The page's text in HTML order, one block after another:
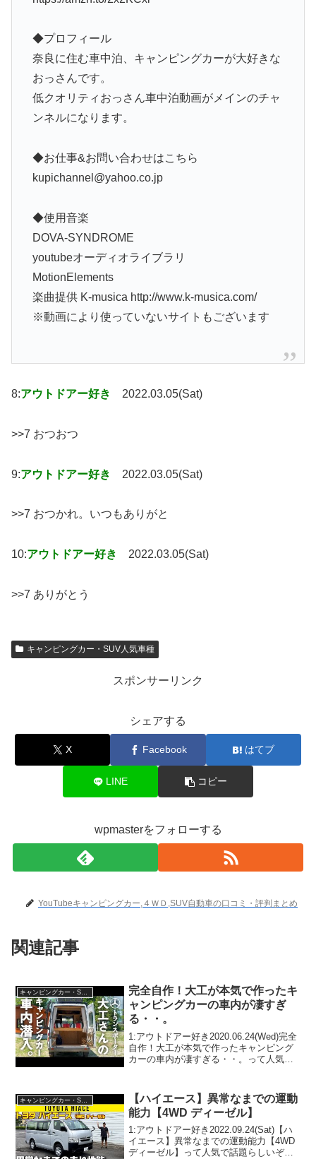
◆プロフィール
奈良に住む車中泊、キャンピングカーが大好きな
おっさんです。
低クオリティおっさん車中泊動画がメインのチャ
ンネルになります。
◆お仕事&お問い合わせはこちら
kupichannel@yahoo.co.jp
◆使用音楽
DOVA-SYNDROME
youtubeオーディオライブラリ
MotionElements
楽曲提供 K-musica http://www.k-musica.com/
※動画により使っていないサイトもございます
8:アウトドアー好き 2022.03.05(Sat)
>>7 おつおつ
9:アウトドアー好き 2022.03.05(Sat)
>>7 おつかれ。いつもありがと
10:アウトドアー好き 2022.03.05(Sat)
>>7 ありがとう
キャンピングカー・SUV人気車種
スポンサーリンク
シェアする
X Facebook はてブ
LINE コピー
wpmasterをフォローする
YouTubeキャンピングカー,４ＷＤ,SUV自動車の口コミ・評判まとめ
関連記事
キャンピングカー・SUV人気車種
完全自作！大工が本気で作ったキ
ャンピングカーの車内が凄すぎ
る・・。
1:アウトドアー好き2020.06.24(Wed)完全
自作！大工が本気で作ったキャンピング
カーの車内が凄すぎる・・。って人気で
注目です！3:アウトドア...
【ハイエース】異常なまでの運動
能力【4WD ディーゼル】
1:アウトドアー好き2022.09.24(Sat)【ハ
イエース】異常なまでの運動能力【4WD
ディーゼル】って人気で話題らしいぞ、